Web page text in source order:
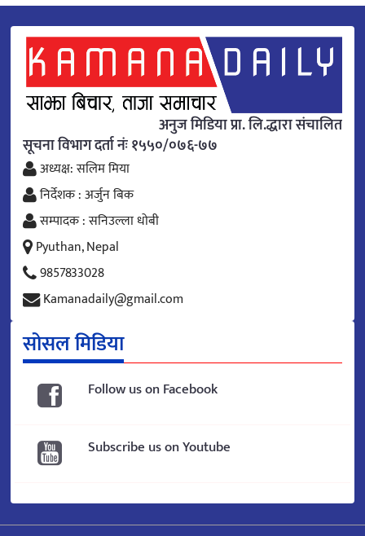
अनुज मिडिया प्रा. लि.द्धारा संचालित
सूचना विभाग दर्ता नंः १५५०/०७६-७७
अध्यक्ष: सलिम मिया
निर्देशक : अर्जुन बिक
सम्पादक : सनिउल्ला धोबी
Pyuthan, Nepal
9857833028
Kamanadaily@gmail.com
सोसल मिडिया
Follow us on Facebook
Subscribe us on Youtube